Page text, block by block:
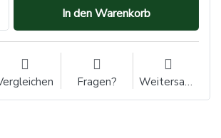
In den Warenkorb
Fragen? Weitersagen